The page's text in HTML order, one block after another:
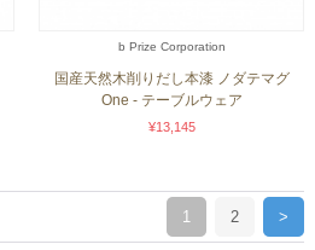
b Prize Corporation
国産天然木削りだし本漆 ノダテマグ
One - テーブルウェア
¥13,145
1 2 >